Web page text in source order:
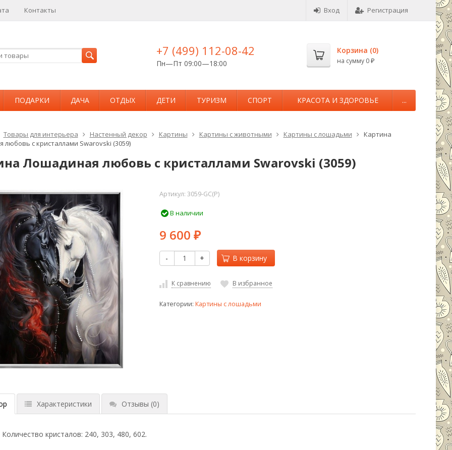
Контакты Вход Регистрация
+7 (499) 112-08-42
Пн—Пт 09:00—18:00
Корзина (0)
на сумму 0 ₽
ПОДАРКИ ДАЧА ОТДЫХ ДЕТИ ТУРИЗМ СПОРТ КРАСОТА И ЗДОРОВЬЕ ...
Товары для интерьера Настенный декор Картины Картины с животными Картины с лошадьми
Картина
с кристаллами Swarovski (3059)
Лошадиная любовь с кристаллами Swarovski (3059)
Артикул: 3059-GC(P)
В наличии
9 600 ₽
- + В корзину
К сравнению В избранное
Категории: Картины с лошадьми
Характеристики Отзывы (0)
кристалов: 240, 303, 480, 602.